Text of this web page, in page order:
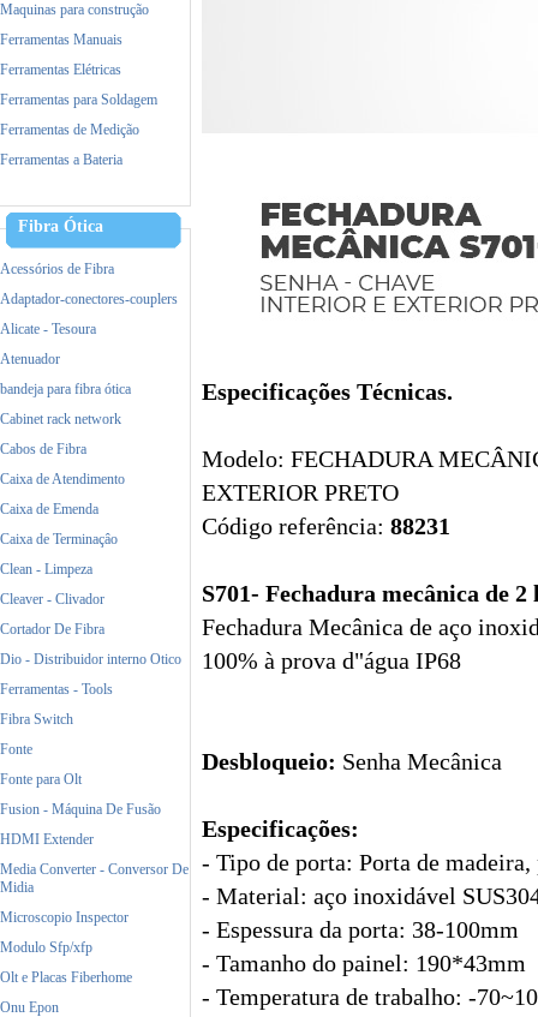
Maquinas para construção
Ferramentas Manuais
Ferramentas Elétricas
Ferramentas para Soldagem
Ferramentas de Medição
Ferramentas a Bateria
Equipamento de Proteção (EPI)
Incêndio
Fibra Ótica
Acessórios de Fibra
Adaptador-conectores-couplers
Alicate - Tesoura
Atenuador
bandeja para fibra ótica
Cabinet rack network
Cabos de Fibra
Caixa de Atendimento
Caixa de Emenda
Caixa de Terminaçâo
Clean - Limpeza
Cleaver - Clivador
Cortador De Fibra
Dio - Distribuidor interno Otico
Ferramentas - Tools
Fibra Switch
Fonte
Fonte para Olt
Fusion - Máquina De Fusão
HDMI Extender
Media Converter - Conversor De
Midia
Microscopio Inspector
Modulo Sfp/xfp
Olt e Placas Fiberhome
Onu Epon
Especificações Técnicas.
Modelo: FECHADURA
EXTERIOR PRETO
Código referência: 88231
S701- Fechadura mecânica de 2
Fechadura Mecânica de aço
100% à prova d"água IP68
Desbloqueio: Senha Mecânica
Especificações:
- Tipo de porta: Porta de
- Material: aço inoxidável
- Espessura da porta: 38-100mm
- Tamanho do painel: 190*43mm
- Temperatura de trabalho: -